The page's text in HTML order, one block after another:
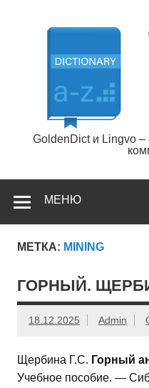
содержимому
GoldenDict и Lingvo
МЕНЮ
МЕТКА: MINING
ГОРНЫЙ.
18.12.2025 Admin
Щербина Г.С. Горный
Учебное пособие. —